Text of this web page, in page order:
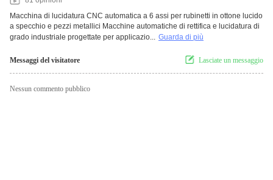
Macchina di lucidatura CNC automatica a 6 assi per rubinetti in ottone lucido
a specchio e pezzi metallici Macchine automatiche di rettifica e lucidatura di
grado industriale progettate per applicazio... Guarda di più
Messaggi del visitatore Lasciate un messaggio
Nessun commento pubblico